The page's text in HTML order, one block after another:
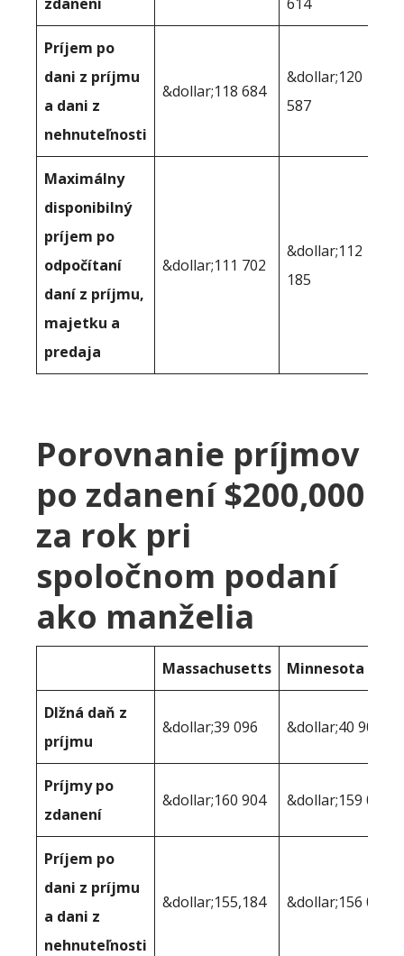
Príjem po
dani z príjmu
a dani z
nehnuteľnosti
&dollar;118 684
&dollar;120
587
Maximálny
disponibilný
príjem po
odpočítaní
daní z príjmu,
majetku a
predaja
&dollar;111 702
&dollar;112
185
Porovnanie príjmov
po zdanení $200,000
za rok pri
spoločnom podaní
ako manželia
Massachusetts Minnesota
Dlžná daň z
príjmu
&dollar;39 096 &dollar;40 903
Príjmy po
zdanení
&dollar;160 904 &dollar;159 097
Príjem po
dani z príjmu
a dani z
nehnuteľnosti
&dollar;155,184 &dollar;156 070